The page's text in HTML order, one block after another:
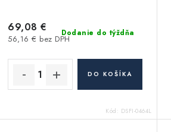
Dodanie do týždňa
56,16 € bez DPH
69,08 €
DO KOŠÍKA
Kód: DSFI-0464L